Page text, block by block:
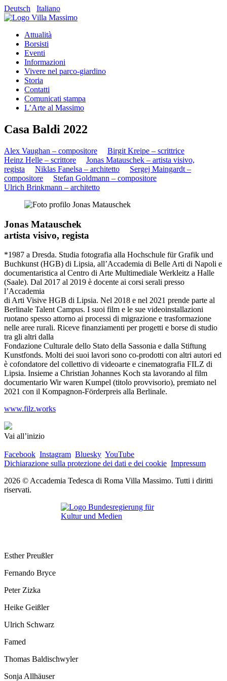
Deutsch Italiano
Attualità
Borsisti
Eventi
Informazioni
Vivere nel parco-giardino
Storia
Contatti
Comunicati stampa
L’Arte al Massimo
Casa Baldi 2022
Alex Vaughan – compositore
Birgit Kreipe – scrittrice
Heinz Helle – scrittore
Jonas Matauschek – artista visivo,
regista
Niklas Fanelsa – architetto
Sergej Maingardt –
compositore
Stefan Goldmann – compositore
Ulrich Brinkmann – architetto
Jonas Matauschek
artista visivo, regista
*1987 a Dresda. Studia fotografia alla Hochschule für Grafik und
Buchkunst (HGB) di Lipsia, all’Accademia di Belle Arti di Napoli e
documentaristica al Centro di Arte Multimediale Werkleitz a Halle
(Saale). Dal 2017 al 2019 è docente ai corsi serali presso
l’Accademia
di Arti Visive HGB di Lipsia. Nel 2018 e nel 2021 prende parte al
Berlinale Talent Campus. I suoi film e le sue videoinstallazioni
ruotano spesso attorno ai processi di migrazione e trasformazione
nelle aree rurali. Riceve finanziamenti per progetti e borse di studio
tra gli altri dalla
Fondazione Culturale dello Stato della Sassonia e dalla Stiftung
Kunstfonds. Molti dei suoi lavori sono co-prodotti con altri autori ed
è cofondatore del collettivo di videoarte e cinematografia FILZ di
Lipsia. Insieme a Christian Johannes Koch sta lavorando al film
documentario Wir waren Kumpel (titolo provvisorio), premiato nel
2021 con il Kompagnon-Förderpreis alla Berlinale.
www.filz.works
Vai all’inizio
Facebook Instagram Bluesky YouTube
Dichiarazione sulla protezione dei dati e dei cookie Impressum
2026 © Accademia Tedesca di Roma Villa Massimo. Tutti i diritti
riservati.
Esther Preußler
Fernando Bryce
Peter Zizka
Heike Geißler
Ulrich Schwarz
Famed
Thomas Baldischwyler
Sonja Allhäuser